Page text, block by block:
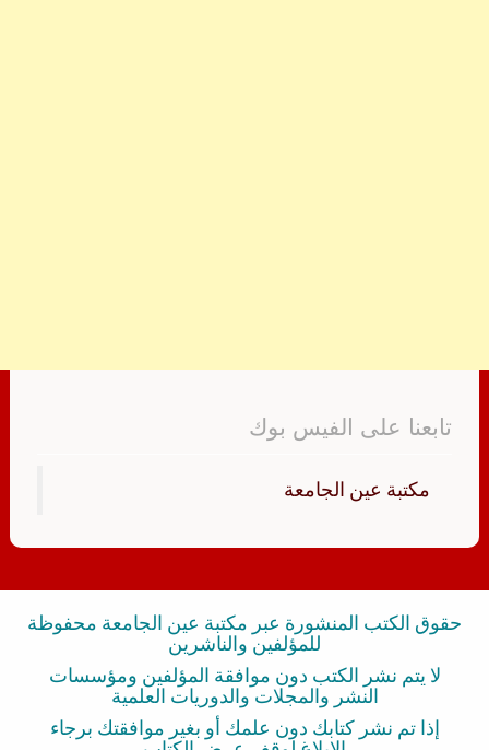
تابعنا على الفيس بوك
‏مكتبة عين الجامعة‏
حقوق الكتب المنشورة عبر مكتبة عين الجامعة محفوظة
للمؤلفين والناشرين
لا يتم نشر الكتب دون موافقة المؤلفين ومؤسسات
النشر والمجلات والدوريات العلمية
إذا تم نشر كتابك دون علمك أو بغير موافقتك برجاء